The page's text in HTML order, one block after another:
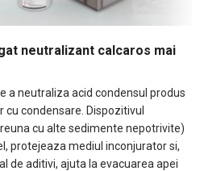
neutralizant calcaros mai
a neutraliza acid condensul produs
condensare. Dispozitivul
cu alte sedimente nepotrivite)
protejeaza mediul inconjurator si,
de aditivi, ajuta la evacuarea apei